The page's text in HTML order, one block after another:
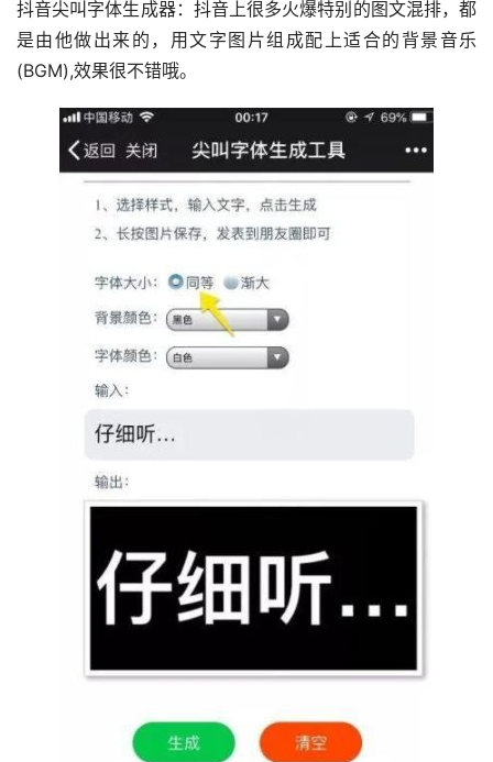
抖音尖叫字体生成器：抖音上很多火爆特别的图文混排，都
是由他做出来的，用文字图片组成配上适合的背景音乐
(BGM),效果很不错哦。